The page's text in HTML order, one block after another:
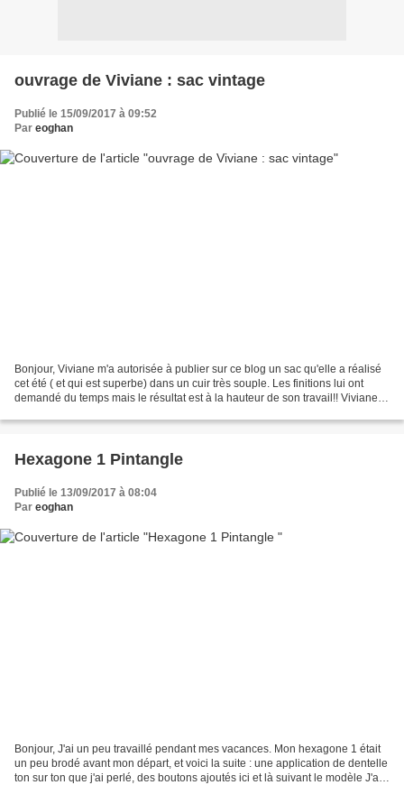
ouvrage de Viviane : sac vintage
Publié le 15/09/2017 à 09:52
Par eoghan
Bonjour, Viviane m'a autorisée à publier sur ce blog un sac qu'elle a réalisé
cet été ( et qui est superbe) dans un cuir très souple. Les finitions lui ont
demandé du temps mais le résultat est à la hauteur de son travail!! Viviane
Hexagone 1 Pintangle
Publié le 13/09/2017 à 08:04
Par eoghan
Bonjour, J'ai un peu travaillé pendant mes vacances. Mon hexagone 1 était
un peu brodé avant mon départ, et voici la suite : une application de dentelle
ton sur ton que j'ai perlé, des boutons ajoutés ici et là suivant le modèle J'ai